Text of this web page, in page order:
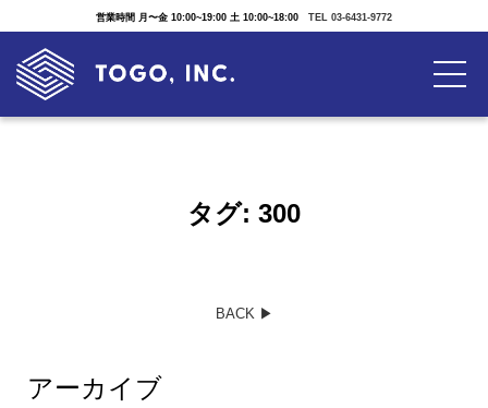
営業時間 月〜金 10:00~19:00 土 10:00~18:00 TEL 03-6431-9772
タグ: 300
BACK ▶︎
アーカイブ